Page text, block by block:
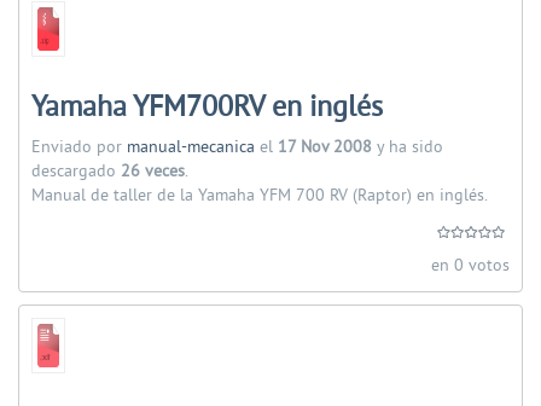
Yamaha YFM700RV en inglés
Enviado por manual-mecanica el 17 Nov 2008 y ha sido
descargado 26 veces.
Manual de taller de la Yamaha YFM 700 RV (Raptor) en inglés.
en 0 votos